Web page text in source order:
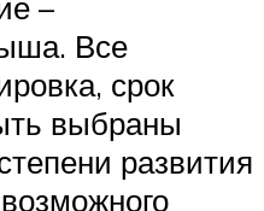
Все
срок
выбраны
развития